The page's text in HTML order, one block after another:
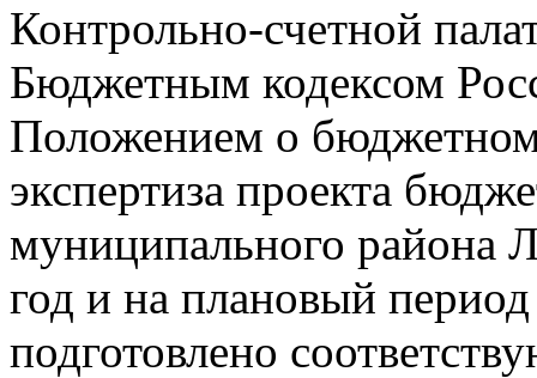
Контрольно-счетной
Бюджетным кодексом
Положением о бюджетном
экспертиза проекта
муниципального района
год и на плановый
подготовлено